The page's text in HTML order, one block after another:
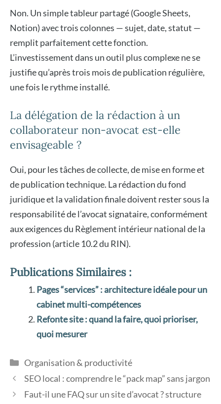
Non. Un simple tableur partagé (Google Sheets,
Notion) avec trois colonnes — sujet, date, statut —
remplit parfaitement cette fonction.
L’investissement dans un outil plus complexe ne se
justifie qu’après trois mois de publication régulière,
une fois le rythme installé.
La délégation de la rédaction à un
collaborateur non-avocat est-elle
envisageable ?
Oui, pour les tâches de collecte, de mise en forme et
de publication technique. La rédaction du fond
juridique et la validation finale doivent rester sous la
responsabilité de l’avocat signataire, conformément
aux exigences du Règlement intérieur national de la
profession (article 10.2 du RIN).
Publications Similaires :
Pages “services” : architecture idéale pour un
cabinet multi-compétences
Refonte site : quand la faire, quoi prioriser,
quoi mesurer
Catégories
Organisation & productivité
SEO local : comprendre le “pack map” sans jargon
Faut-il une FAQ sur un site d’avocat ? structure